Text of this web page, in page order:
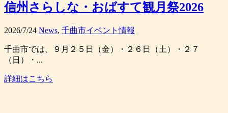
信州さらしな・おばすて観月祭2026
2026/7/24 News, 千曲市イベント情報
千曲市では、９月２５日（金）・２６日（土）・２７
（日）・...
詳細はこちら